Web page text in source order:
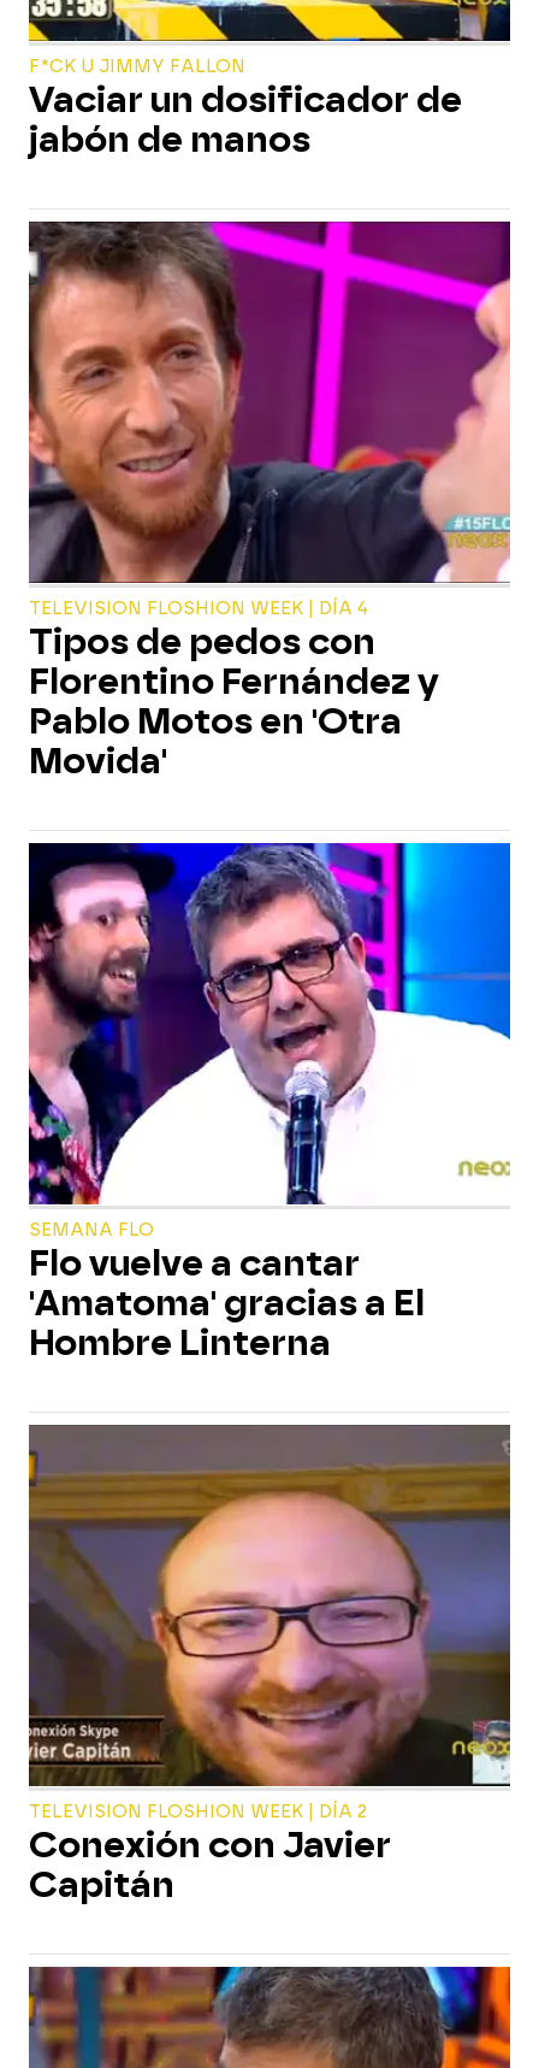
F*CK U JIMMY FALLON
Vaciar un dosificador de
jabón de manos
TELEVISION FLOSHION WEEK | DÍA 4
Tipos de pedos con
Florentino Fernández y
Pablo Motos en 'Otra
Movida'
SEMANA FLO
Flo vuelve a cantar
'Amatoma' gracias a El
Hombre Linterna
TELEVISION FLOSHION WEEK | DÍA 2
Conexión con Javier
Capitán